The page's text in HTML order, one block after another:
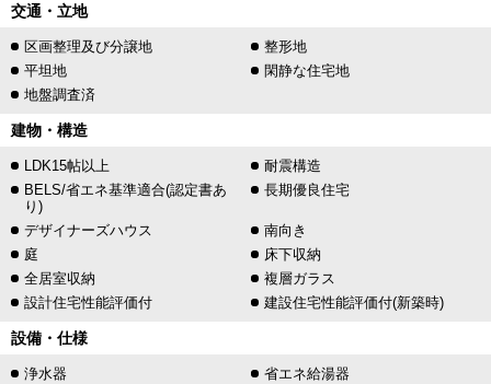
交通・立地
区画整理及び分譲地
整形地
平坦地
閑静な住宅地
地盤調査済
建物・構造
LDK15帖以上
耐震構造
BELS/省エネ基準適合(認定書あ
り)
長期優良住宅
デザイナーズハウス
南向き
庭
床下収納
全居室収納
複層ガラス
設計住宅性能評価付
建設住宅性能評価付(新築時)
設備・仕様
浄水器 省エネ給湯器